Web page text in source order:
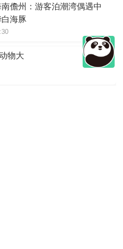
儋州：游客泊潮湾偶遇中
海豚
物大